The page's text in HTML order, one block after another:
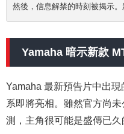
然後，信息解禁的時刻被揭示。
Yamaha 暗示新款
Yamaha 最新預告片中出
系即將亮相。雖然官方尚
測，主角很可能是盛傳已久